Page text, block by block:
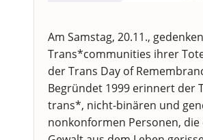
Am Samstag, 20.11.,
Trans*communities ihrer
der Trans Day of
Begründet 1999 erinnert der
trans*, nicht-binären und
nonkonformen Personen, die